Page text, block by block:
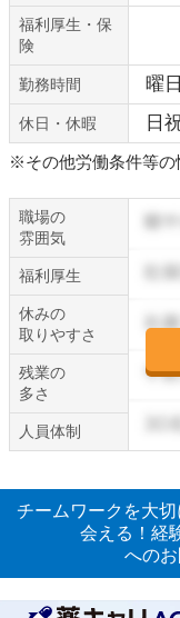
福利厚生・保
険
勤務時間 曜
休日・休暇 日
※その他労働条件等の
職場の
雰囲気
福利厚生
休みの
取りやすさ
残業の
多さ
人員体制
チームワークを大
会える！経
への